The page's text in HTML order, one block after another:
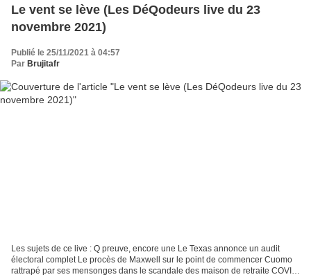
Le vent se lève (Les DéQodeurs live du 23
novembre 2021)
Publié le 25/11/2021 à 04:57
Par Brujitafr
Les sujets de ce live : Q preuve, encore une Le Texas annonce un audit
électoral complet Le procès de Maxwell sur le point de commencer Cuomo
rattrapé par ses mensonges dans le scandale des maison de retraite COVID,